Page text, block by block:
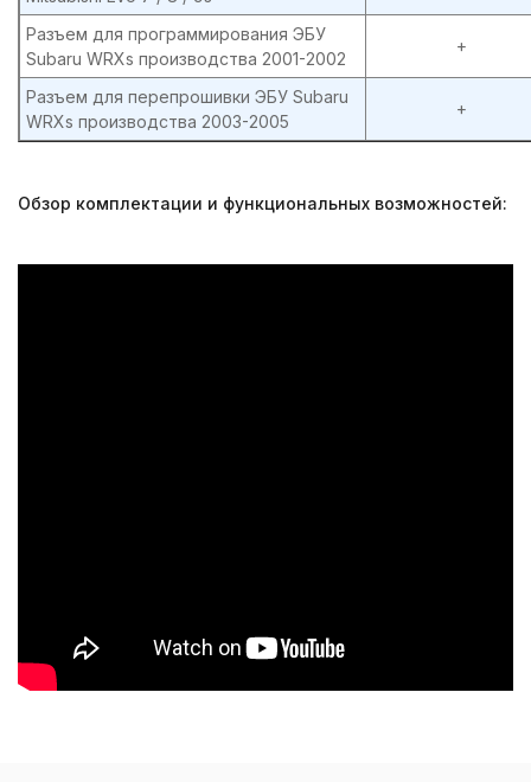
Разъем для программирования ЭБУ
Subaru WRXs производства 2001-2002
+
Разъем для перепрошивки ЭБУ Subaru
WRXs производства 2003-2005
+
Обзор комплектации и функциональных возможностей: